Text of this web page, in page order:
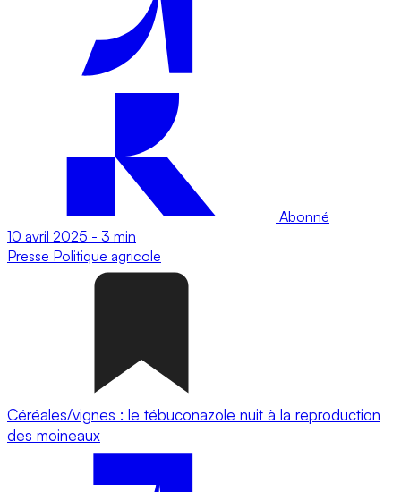
Abonné
10 avril 2025 - 3 min
Presse Politique agricole
Céréales/vignes : le tébuconazole nuit à la reproduction
des moineaux